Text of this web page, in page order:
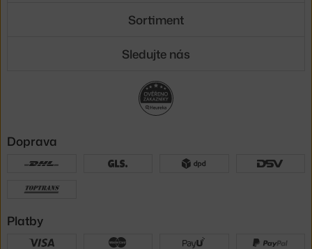
Sortiment
Sledujte nás
Doprava
Platby